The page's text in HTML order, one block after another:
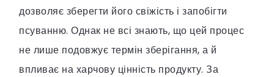
дозволяє зберегти його свіжість і запобігти
псуванню. Однак не всі знають, що цей процес
не лише подовжує термін зберігання, а й
впливає на харчову цінність продукту. За